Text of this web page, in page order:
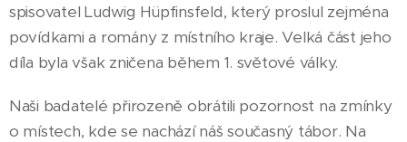
spisovatel Ludwig Hüpfinsfeld, který proslul zejména
povídkami a romány z místního kraje. Velká část jeho
díla byla však zničena během 1. světové války.
Naši badatelé přirozeně obrátili pozornost na zmínky
o místech, kde se nachází náš současný tábor. Na